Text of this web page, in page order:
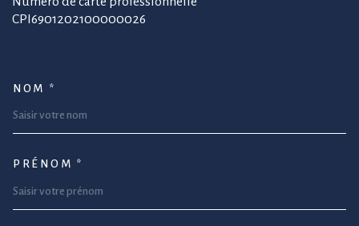
CPI6901202100000026
NOM *
PRÉNOM *